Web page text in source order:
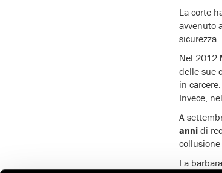
La corte
avvenuto
sicurezza.
Nel 2012
delle sue
in carcere.
Invece,
A
anni di
La